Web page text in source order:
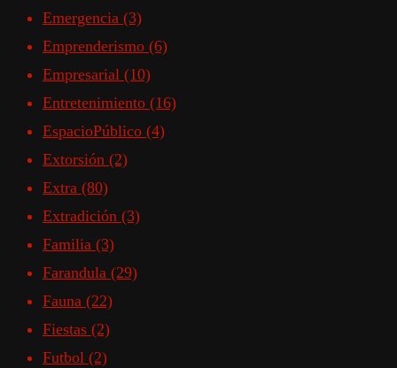
Emergencia (3)
Emprenderismo (6)
Empresarial (10)
Entretenimiento (16)
EspacioPúblico (4)
Extorsión (2)
Extra (80)
Extradición (3)
Familia (3)
Farandula (29)
Fauna (22)
Fiestas (2)
Futbol (2)